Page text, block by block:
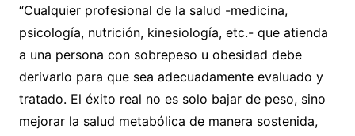
“Cualquier profesional de la salud -medicina,
psicología, nutrición, kinesiología, etc.- que atienda
a una persona con sobrepeso u obesidad debe
derivarlo para que sea adecuadamente evaluado y
tratado. El éxito real no es solo bajar de peso, sino
mejorar la salud metabólica de manera sostenida,